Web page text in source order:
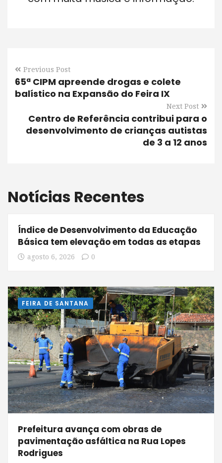
Previous Post
65ª CIPM apreende drogas e colete
balístico na Expansão do Feira IX
Next Post
Centro de Referência contribui para o
desenvolvimento de crianças autistas
de 3 a 12 anos
Notícias Recentes
Índice de Desenvolvimento da Educação
Básica tem elevação em todas as etapas
agosto 6, 2026 0
FEIRA DE SANTANA
Prefeitura avança com obras de
pavimentação asfáltica na Rua Lopes
Rodrigues